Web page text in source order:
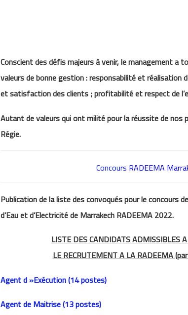
Conscient des défis majeurs à venir, le management a
valeurs de bonne gestion : responsabilité et réalisation
et satisfaction des clients ; profitabilité et respect de
Autant de valeurs qui ont milité pour la réussite de
Régie.
Concours RADEEMA
Publication de la liste des convoqués pour le concours
d’Eau et d’Electricité de Marrakech RADEEMA 2022.
LISTE DES CANDIDATS ADMISSIBLES
LE RECRUTEMENT A LA RADEEMA
Agent d »Exécution (14 postes)
Agent de Maitrise (13 postes)